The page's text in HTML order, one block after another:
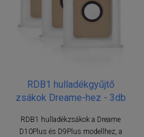
RDB1 hulladékgyűjtő
zsákok Dreame-hez - 3db
RDB1 hulladékzsákok a Dreame
D10Plus és D9Plus modellhez, a